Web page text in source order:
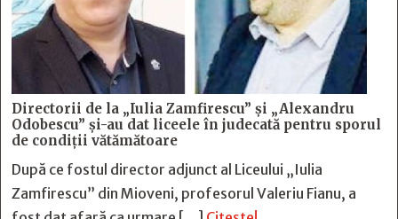
Directorii de la „Iulia Zamfirescu” și „Alexandru
Odobescu” și-au dat liceele în judecată pentru sporul
de condiții vătămătoare
După ce fostul director adjunct al Liceului „Iulia
Zamfirescu” din Mioveni, profesorul Valeriu Fianu, a